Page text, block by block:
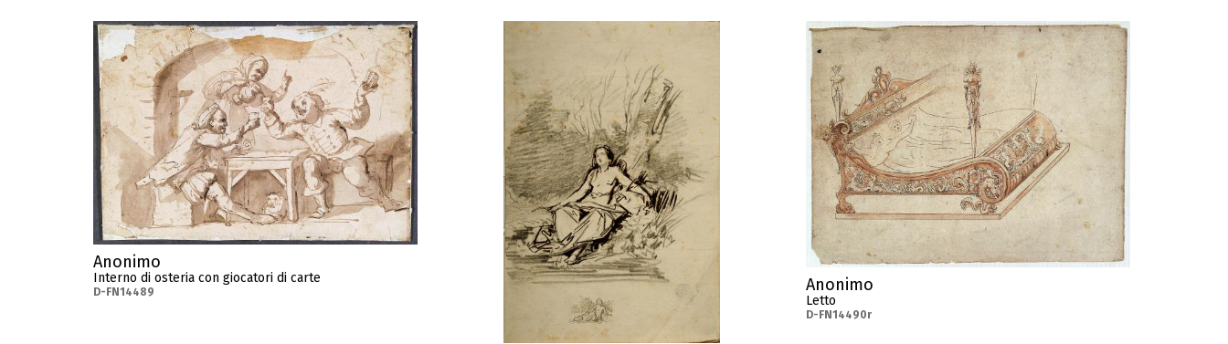
Anonimo
Interno di osteria con giocatori di carte
D-FN14489 Anonimo
Letto
D-FN14490r